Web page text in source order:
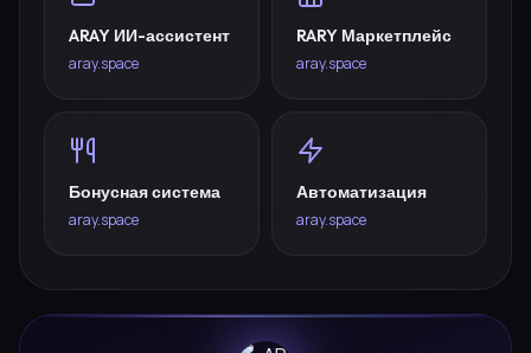
ARAY ИИ-ассистент
aray.space
RARY Маркетплейс
aray.space
Бонусная система
aray.space
Автоматизация
aray.space